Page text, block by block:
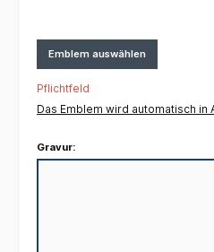
Emblem auswählen
Pflichtfeld
Das Emblem wird automatisch
Gravur: